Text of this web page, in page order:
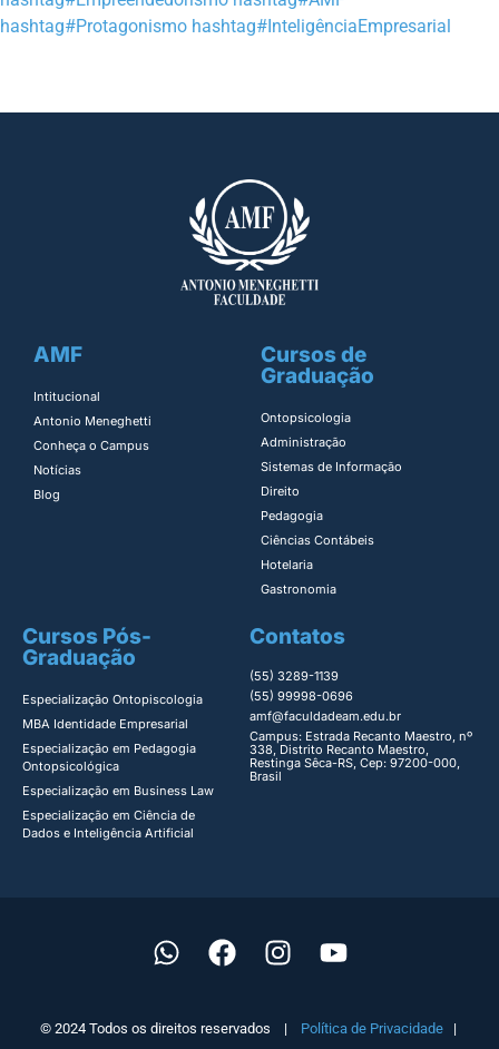
hashtag#Protagonismo hashtag#InteligênciaEmpresarial
AMF
Intitucional
Antonio Meneghetti
Conheça o Campus
Notícias
Blog
Cursos de
Graduação
Ontopsicologia ​
Administração​
Sistemas de Informação​
Direito​
Pedagogia
Ciências Contábeis
Hotelaria
Gastronomia
Cursos Pós-
Graduação
Especialização Ontopiscologia ​
MBA Identidade Empresarial​
Especialização em Pedagogia
Ontopsicológica​
Especialização em Business Law
Especialização em Ciência de
Dados e Inteligência Artificial
Contatos
(55) 3289-1139
(55) 99998-0696
amf@faculdadeam.edu.br
Campus: Estrada Recanto Maestro, nº
338, Distrito Recanto Maestro,
Restinga Sêca-RS, Cep: 97200-000,
Brasil
© 2024 Todos os direitos reservados | Política de Privacidade|